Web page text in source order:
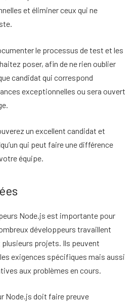
et éliminer ceux qui ne
le processus de test et les
poser, afin de ne rien oublier
candidat qui correspond
exceptionnelles ou sera ouvert
un excellent candidat et
qui peut faire une différence
équipe.
Node.js est importante pour
développeurs travaillent
projets. Ils peuvent
exigences spécifiques mais aussi
aux problèmes en cours.
Node.js doit faire preuve